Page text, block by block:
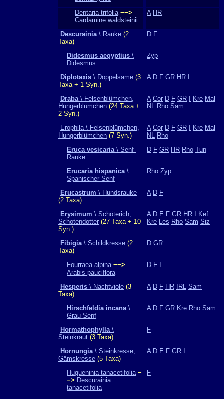
Dentaria trifolia −−>
Cardamine waldsteinii
A HR
Descurainia\ Rauke (2
Taxa)
D F
Didesmus aegyptius \
Didesmus
Zyp
Diplotaxis \ Doppelsame (3
Taxa + 1 Syn.)
A D F GR HR
Draba\ Felsenblümchen,
Hungerblümchen (24 Taxa +
2 Syn.)
A Cor D F GR Kre Mal
NL Rho Sam
Erophila \ Felsenblümchen,
Hungerblümchen (7 Syn.)
A Cor D F GR Kre Mal
NL Rho
Eruca vesicaria\ Senf-
Rauke
D F GR HR Rho Tun
Erucaria hispanica\
Spanischer Senf
Rho Zyp
Erucastrum \ Hundsrauke
(2 Taxa)
A D F
Erysimum \ Schöterich,
Schotendotter (27 Taxa + 10
Syn.)
A D E F GR HR
Kef
Kre Les Rho Sam Siz
Fibigia\ Schildkresse (2
Taxa)
D GR
Fourraea alpina −−>
Arabis pauciflora
D F
Hesperis \ Nachtviole (3
Taxa)
A D F HR IRL Sam
Hirschfeldia incana\
Grau-Senf
A D F GR Kre Rho Sam
Hormathophylla\
Steinkraut (3 Taxa)
F
Hornungia\ Steinkresse,
Gämskresse (5 Taxa)
A D E F GR
Hugueninia tanacetifolia −
−> Descurainia
tanacetifolia
F